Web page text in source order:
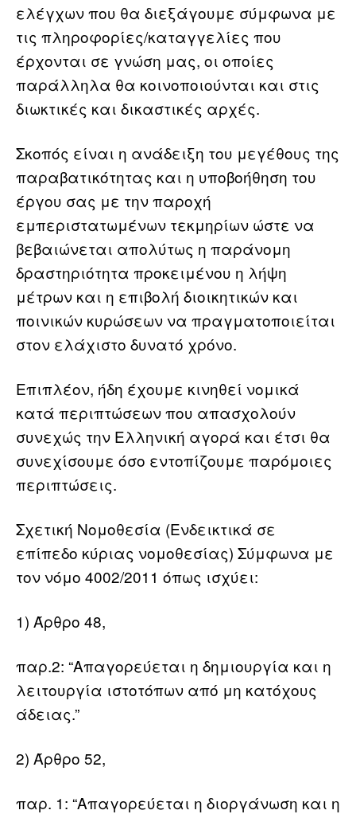
ελέγχων που θα διεξάγουμε σύμφωνα με
τις πληροφορίες/καταγγελίες που
έρχονται σε γνώση μας, οι οποίες
παράλληλα θα κοινοποιούνται και στις
διωκτικές και δικαστικές αρχές.
Σκοπός είναι η ανάδειξη του μεγέθους της
παραβατικότητας και η υποβοήθηση του
έργου σας με την παροχή
εμπεριστατωμένων τεκμηρίων ώστε να
βεβαιώνεται απολύτως η παράνομη
δραστηριότητα προκειμένου η λήψη
μέτρων και η επιβολή διοικητικών και
ποινικών κυρώσεων να πραγματοποιείται
στον ελάχιστο δυνατό χρόνο.
Επιπλέον, ήδη έχουμε κινηθεί νομικά
κατά περιπτώσεων που απασχολούν
συνεχώς την Ελληνική αγορά και έτσι θα
συνεχίσουμε όσο εντοπίζουμε παρόμοιες
περιπτώσεις.
Σχετική Νομοθεσία (Ενδεικτικά σε
επίπεδο κύριας νομοθεσίας) Σύμφωνα με
τον νόμο 4002/2011 όπως ισχύει:
1) Άρθρο 48,
παρ.2: “Απαγορεύεται η δημιουργία και η
λειτουργία ιστοτόπων από μη κατόχους
άδειας.”
2) Άρθρο 52,
παρ. 1: “Απαγορεύεται η διοργάνωση και η